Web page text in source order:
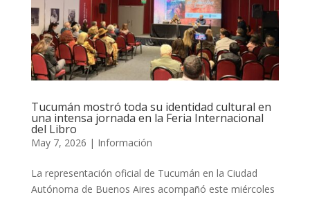
Tucumán mostró toda su identidad cultural en
una intensa jornada en la Feria Internacional
del Libro
May 7, 2026 | Información
La representación oficial de Tucumán en la Ciudad
Autónoma de Buenos Aires acompañó este miércoles